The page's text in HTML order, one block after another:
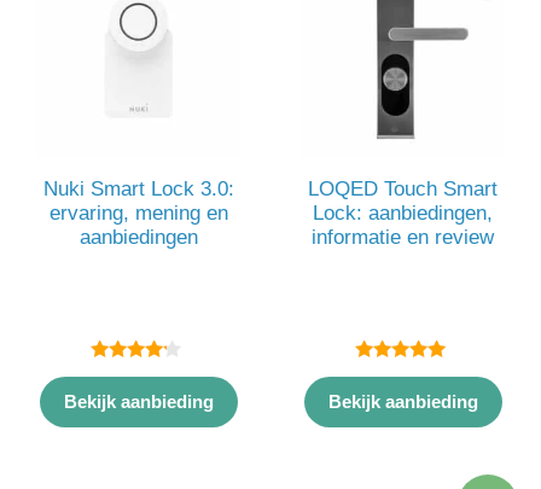
Nuki Smart Lock 3.0:
ervaring, mening en
aanbiedingen
4.00
van 5
Bekijk aanbieding
LOQED Touch Smart
Lock: aanbiedingen,
informatie en review
5.00
van 5
Bekijk aanbieding